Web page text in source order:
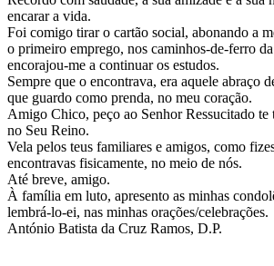
encarar a vida.
Foi comigo tirar o cartão social, abonando a
o primeiro emprego, nos caminhos-de-ferro
encorajou-me a continuar os estudos.
Sempre que o encontrava, era aquele abraço
que guardo como prenda, no meu coração.
Amigo Chico, peço ao Senhor Ressucitado te
no Seu Reino.
Vela pelos teus familiares e amigos, como
encontravas fisicamente, no meio de nós.
Até breve, amigo.
À família em luto, apresento as minhas
lembrá-lo-ei, nas minhas orações/celebrações.
António Batista da Cruz Ramos, D.P.